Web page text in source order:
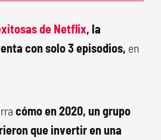
de Netflix, la
con solo 3 episodios, en
cómo en 2020, un grupo
que invertir en una